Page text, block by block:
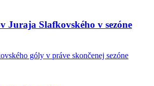
Juraja Slafkovského v sezóne
góly v práve skončenej sezóne